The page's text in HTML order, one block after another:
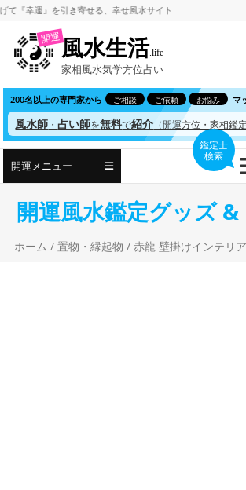
コ
ツ
へ
ス
ッ
運』を引き寄せる、幸せ風水サイト
開運風水生活.life
家相風水気学方位占い
200名以上の専門家から ご相談 ご依頼 お悩み マ
風水師 ・占い師を無料で紹介 （開運方位・家相鑑
開運メニュー
鑑定士
検索
開運風水鑑定グッズ
ホーム / 置物・縁起物 / 赤龍 壁掛けインテリ